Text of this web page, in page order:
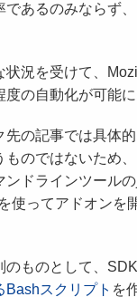
であるのみならず
状況を受けて、
度の自動化が可能に
先の記事では具体
ものではないため
ンドラインツール
使ってアドオンを
のものとして、
Bashスクリプト を